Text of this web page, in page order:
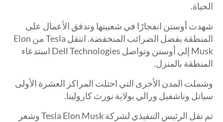
الحياة.
شهدت أوستن انفجارًا في شعبيتها وتدفق الأعمال على
المنطقة بفضل الضرائب المنخفضة. انتقل Tesla من Elon
Musk إلى أوستن وتواصل Dell Technologies استدعاء
المنطقة بالمنزل.
وشملت المدن الأخرى التي احتلت المراكز العشرة الأولى
سياتل وناشفيل ورالي بولاية نورث كارولينا.
تم نقل الرئيس التنفيذي لشركة Tesla Elon Musk وشعر